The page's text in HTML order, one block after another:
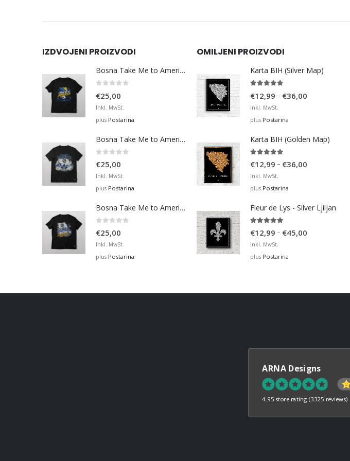
IZDVOJENI PROIZVODI
Bosna Take Me to America Navijačka Majica 3
€25,00
Inkl. MwSt.
plus Postarina
Bosna Take Me to America Navijačka Majica 4
€25,00
Inkl. MwSt.
plus Postarina
Bosna Take Me to America Navijačka Majica 2
€25,00
Inkl. MwSt.
plus Postarina
OMILJENI PROIZVODI
Karta BIH (Silver Map)
€12,99 – €36,00
€36,00
Inkl. MwSt.
plus Postarina
Karta BIH (Golden Map)
€12,99 – €36,00
€36,00
Inkl. MwSt.
plus Postarina
Fleur de Lys - Silver Ljiljan
€12,99 – €45,00
Inkl. MwSt.
plus Postarina
ARNA Designs
4.95 store rating (3325 reviews)